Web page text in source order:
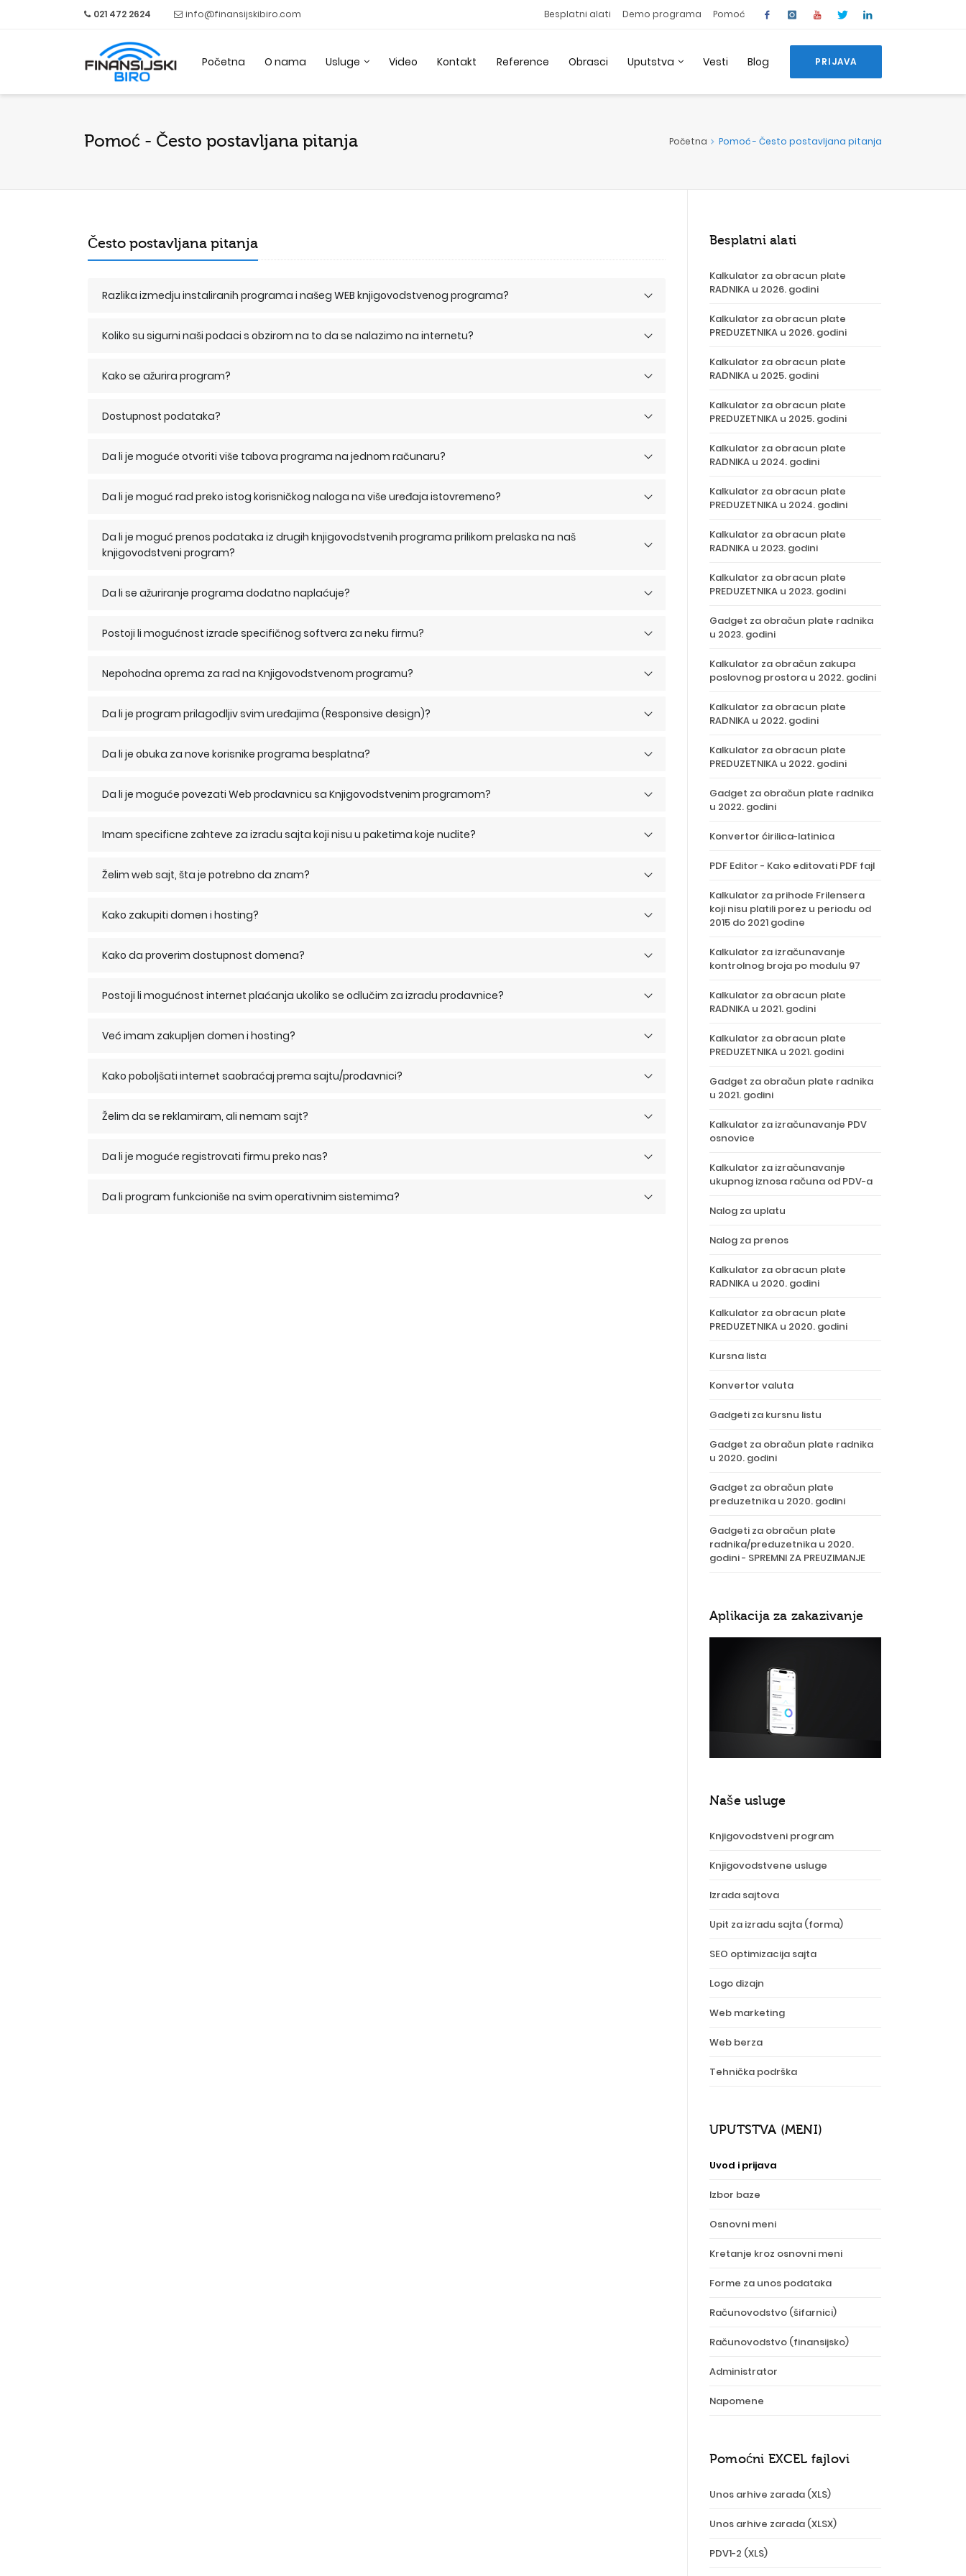
021 472 2624 info@finansijskibiro.com Besplatni alati Demo programa Pomoć
Početna O nama Usluge Video Kontakt Reference Obrasci Uputstva Vesti Blog PRIJAVA
Pomoć - Često postavljana pitanja Početna Pomoć - Često postavljana pitanja
Često postavljana pitanja
Razlika izmedju instaliranih programa i našeg WEB knjigovodstvenog programa?
Koliko su sigurni naši podaci s obzirom na to da se nalazimo na internetu?
Kako se ažurira program?
Dostupnost podataka?
Da li je moguće otvoriti više tabova programa na jednom računaru?
Da li je moguć rad preko istog korisničkog naloga na više uređaja istovremeno?
Da li je moguć prenos podataka iz drugih knjigovodstvenih programa prilikom prelaska na naš
knjigovodstveni program?
Da li se ažuriranje programa dodatno naplaćuje?
Postoji li mogućnost izrade specifičnog softvera za neku firmu?
Nepohodna oprema za rad na Knjigovodstvenom programu?
Da li je program prilagodljiv svim uređajima (Responsive design)?
Da li je obuka za nove korisnike programa besplatna?
Da li je moguće povezati Web prodavnicu sa Knjigovodstvenim programom?
Imam specificne zahteve za izradu sajta koji nisu u paketima koje nudite?
Želim web sajt, šta je potrebno da znam?
Kako zakupiti domen i hosting?
Kako da proverim dostupnost domena?
Postoji li mogućnost internet plaćanja ukoliko se odlučim za izradu prodavnice?
Već imam zakupljen domen i hosting?
Kako poboljšati internet saobraćaj prema sajtu/prodavnici?
Želim da se reklamiram, ali nemam sajt?
Da li je moguće registrovati firmu preko nas?
Da li program funkcioniše na svim operativnim sistemima?
Besplatni alati
Kalkulator za obracun plate
RADNIKA u 2026. godini
Kalkulator za obracun plate
PREDUZETNIKA u 2026. godini
Kalkulator za obracun plate
RADNIKA u 2025. godini
Kalkulator za obracun plate
PREDUZETNIKA u 2025. godini
Kalkulator za obracun plate
RADNIKA u 2024. godini
Kalkulator za obracun plate
PREDUZETNIKA u 2024. godini
Kalkulator za obracun plate
RADNIKA u 2023. godini
Kalkulator za obracun plate
PREDUZETNIKA u 2023. godini
Gadget za obračun plate radnika
u 2023. godini
Kalkulator za obračun zakupa
poslovnog prostora u 2022. godini
Kalkulator za obracun plate
RADNIKA u 2022. godini
Kalkulator za obracun plate
PREDUZETNIKA u 2022. godini
Gadget za obračun plate radnika
u 2022. godini
Konvertor ćirilica-latinica
PDF Editor - Kako editovati PDF fajl
Kalkulator za prihode Frilensera
koji nisu platili porez u periodu od
2015 do 2021 godine
Kalkulator za izračunavanje
kontrolnog broja po modulu 97
Kalkulator za obracun plate
RADNIKA u 2021. godini
Kalkulator za obracun plate
PREDUZETNIKA u 2021. godini
Gadget za obračun plate radnika
u 2021. godini
Kalkulator za izračunavanje PDV
osnovice
Kalkulator za izračunavanje
ukupnog iznosa računa od PDV-a
Nalog za uplatu
Nalog za prenos
Kalkulator za obracun plate
RADNIKA u 2020. godini
Kalkulator za obracun plate
PREDUZETNIKA u 2020. godini
Kursna lista
Konvertor valuta
Gadgeti za kursnu listu
Gadget za obračun plate radnika
u 2020. godini
Gadget za obračun plate
preduzetnika u 2020. godini
Gadgeti za obračun plate
radnika/preduzetnika u 2020.
godini - SPREMNI ZA PREUZIMANJE
Aplikacija za zakazivanje
Naše usluge
Knjigovodstveni program
Knjigovodstvene usluge
Izrada sajtova
Upit za izradu sajta (forma)
SEO optimizacija sajta
Logo dizajn
Web marketing
Web berza
Tehnička podrška
UPUTSTVA (MENI)
Uvod i prijava
Izbor baze
Osnovni meni
Kretanje kroz osnovni meni
Forme za unos podataka
Računovodstvo (šifarnici)
Računovodstvo (finansijsko)
Administrator
Napomene
Pomoćni EXCEL fajlovi
Unos arhive zarada (XLS)
Unos arhive zarada (XLSX)
PDV1-2 (XLS)